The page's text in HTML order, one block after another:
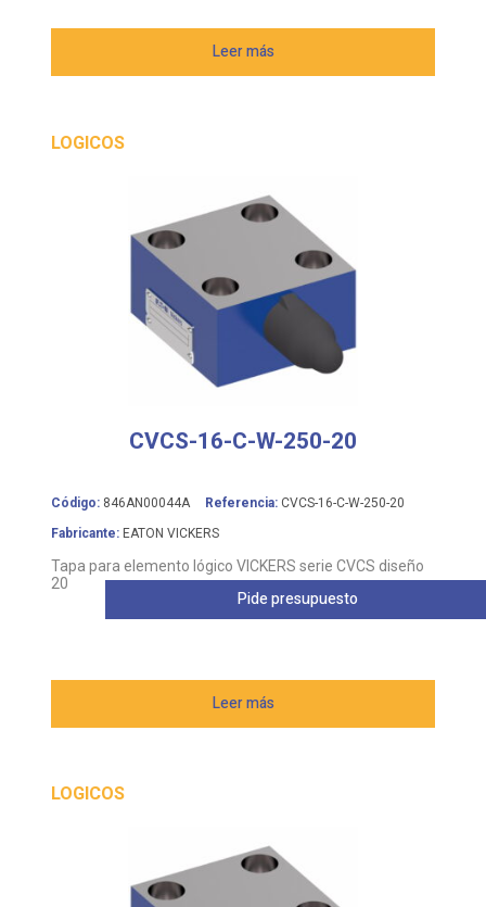
Leer más
LOGICOS
CVCS-16-C-W-250-20
Código: 846AN00044A Referencia: CVCS-16-C-W-250-20
Fabricante: EATON VICKERS
Tapa para elemento lógico VICKERS serie CVCS diseño
20
Leer más
Pide presupuesto
LOGICOS